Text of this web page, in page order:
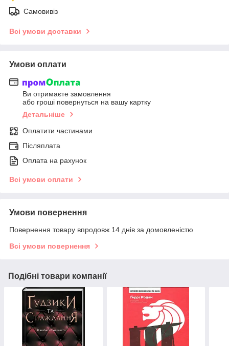
Самовивіз
Всі умови доставки
Умови оплати
Ви отримаєте замовлення
або гроші повернуться на вашу картку
Детальніше
Оплатити частинами
Післяплата
Оплата на рахунок
Всі умови оплати
Умови повернення
Повернення товару впродовж 14 днів за домовленістю
Всі умови повернення
Подібні товари компанії